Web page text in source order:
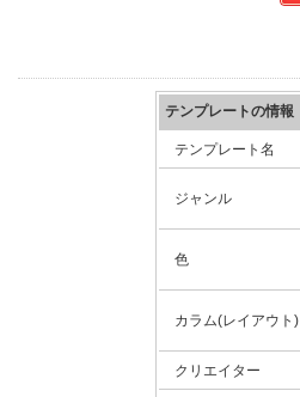
テンプレートの情報
テンプレート名
ジャンル
色
カラム(レイアウト)
クリエイター